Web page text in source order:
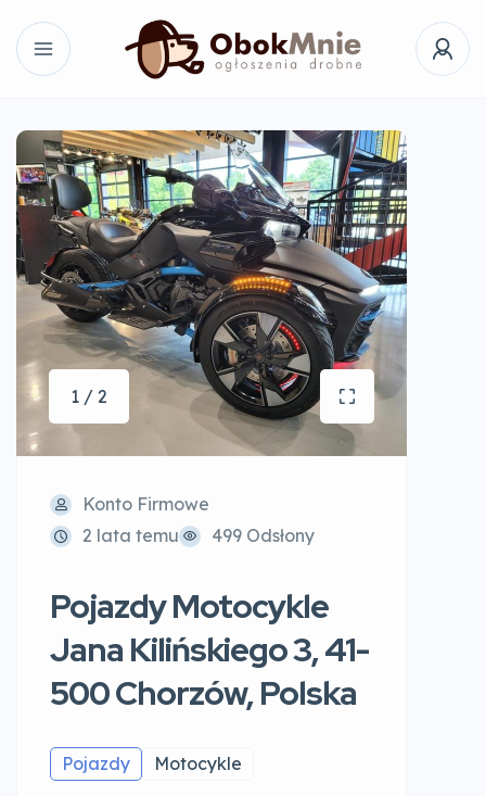
1 / 2
Konto Firmowe
2 lata temu
499 Odsłony
Pojazdy Motocykle
Jana Kilińskiego 3, 41-
500 Chorzów, Polska
Pojazdy Motocykle